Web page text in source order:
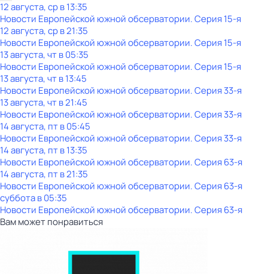
12 августа, ср в 13:35
Новости Европейской южной обсерватории. Серия 15-я
12 августа, ср в 21:35
Новости Европейской южной обсерватории. Серия 15-я
13 августа, чт в 05:35
Новости Европейской южной обсерватории. Серия 15-я
13 августа, чт в 13:45
Новости Европейской южной обсерватории. Серия 33-я
13 августа, чт в 21:45
Новости Европейской южной обсерватории. Серия 33-я
14 августа, пт в 05:45
Новости Европейской южной обсерватории. Серия 33-я
14 августа, пт в 13:35
Новости Европейской южной обсерватории. Серия 63-я
14 августа, пт в 21:35
Новости Европейской южной обсерватории. Серия 63-я
субботав05:35
Новости Европейской южной обсерватории. Серия 63-я
Вам может понравиться